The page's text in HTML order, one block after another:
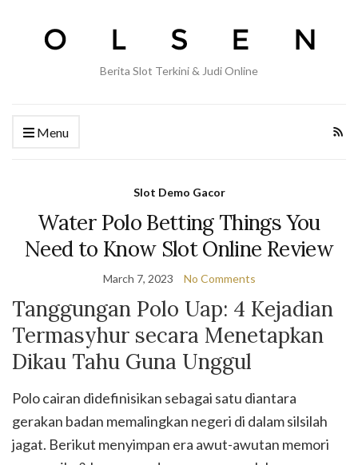
Berita Slot Terkini & Judi Online
Menu
Slot Demo Gacor
Water Polo Betting Things You
Need to Know Slot Online Review
March 7, 2023 No Comments
Tanggungan Polo Uap: 4 Kejadian
Termasyhur secara Menetapkan
Dikau Tahu Guna Unggul
Polo cairan didefinisikan sebagai satu diantara
gerakan badan memalingkan negeri di dalam silsilah
jagat. Berikut menyimpan era awut-awutan memori